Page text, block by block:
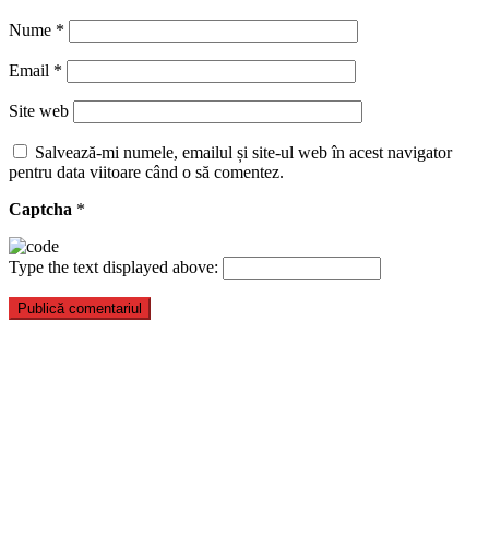
Nume *
Email *
Site web
Salvează-mi numele, emailul și site-ul web în acest navigator
pentru data viitoare când o să comentez.
Captcha *
Type the text displayed above: